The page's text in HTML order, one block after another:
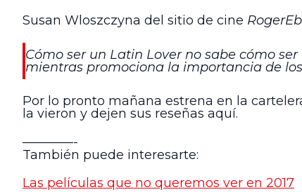
Susan Wloszczyna del sitio de cine
Cómo ser un Latin Lover no sabe cómo
mientras promociona la importancia de
Por lo pronto mañana estrena en la
la vieron y dejen sus reseñas aquí.
————-
También puede interesarte:
Las películas que no queremos ver en 2017